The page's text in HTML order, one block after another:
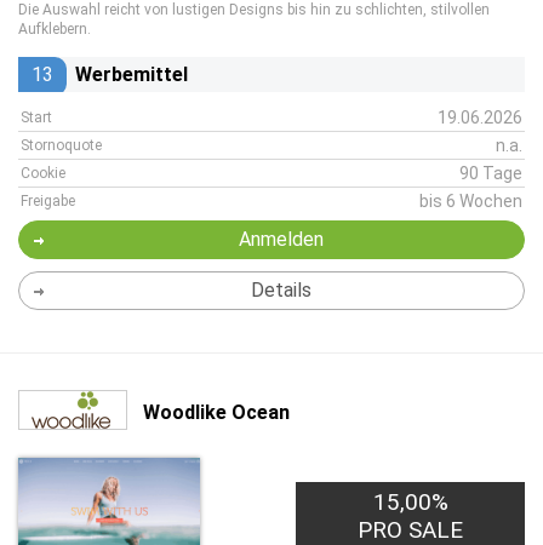
Die Auswahl reicht von lustigen Designs bis hin zu schlichten, stilvollen
Aufklebern.
13 Werbemittel
Start 19.06.2026
Stornoquote n.a.
Cookie 90 Tage
Freigabe bis 6 Wochen
Anmelden
Details
Woodlike Ocean
15,00%
PRO SALE